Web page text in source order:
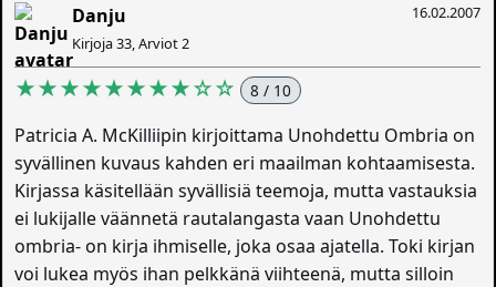
16.02.2007
Danju
Kirjoja 33, Arviot 2
★★★★★★★★☆☆ 8 / 10
Patricia A. McKilliipin kirjoittama Unohdettu Ombria on
syvällinen kuvaus kahden eri maailman kohtaamisesta.
Kirjassa käsitellään syvällisiä teemoja, mutta vastauksia
ei lukijalle väännetä rautalangasta vaan Unohdettu
ombria- on kirja ihmiselle, joka osaa ajatella. Toki kirjan
voi lukea myös ihan pelkkänä viihteenä, mutta silloin